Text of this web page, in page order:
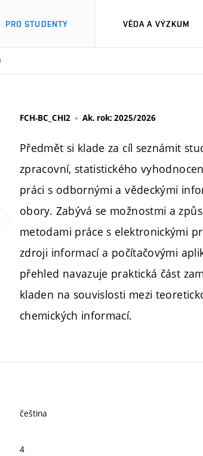
PRO STUDENTY VĚDA A VÝZKUM
FCH-BC_CHI2 Ak. rok: 2025/2026
Předmět si klade za cíl seznámit
zpracovní, statistického
práci s odbornými a vědeckými
obory. Zabývá se možnostmi a
metodami práce s elektronickými
zdroji informací a počítačovými
přehled navazuje praktická část
kladen na souvislosti mezi
chemických informací.
čeština
4